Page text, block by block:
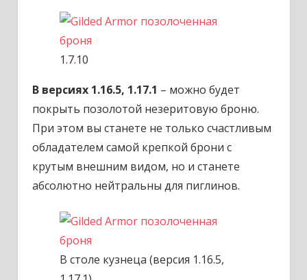
1.7.10
В версиях 1.16.5, 1.17.1 – можно будет
покрыть позолотой незеритовую броню.
При этом вы станете не только счастливым
обладателем самой крепкой брони с
крутым внешним видом, но и станете
абсолютно нейтральны для пиглинов.
В столе кузнеца (версия 1.16.5,